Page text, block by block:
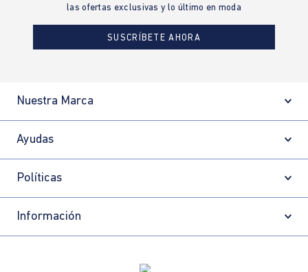
las ofertas exclusivas y lo último en moda
SUSCRÍBETE AHORA
Nuestra Marca
Ayudas
Políticas
Información